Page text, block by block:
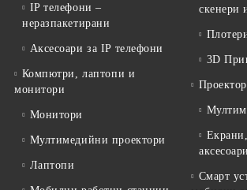
IP телефони –
неразпакетирани
Аксесоари за IP телефони
Компютри, лаптопи и
монитори
Монитори
Мултимедийни проектори
Лаптопи
скенери
3D
Смарт